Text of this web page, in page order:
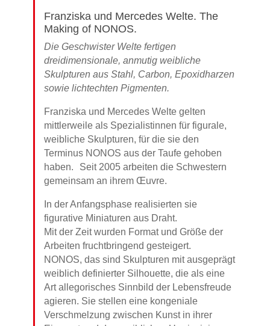
Franziska und Mercedes Welte. The
Making of NONOS.
Die Geschwister Welte fertigen
dreidimensionale, anmutig weibliche
Skulpturen aus Stahl, Carbon, Epoxidharzen
sowie lichtechten Pigmenten.
Franziska und Mercedes Welte gelten
mittlerweile als Spezialistinnen für figurale,
weibliche Skulpturen, für die sie den
Terminus NONOS aus der Taufe gehoben
haben. Seit 2005 arbeiten die Schwestern
gemeinsam an ihrem Œuvre.
In der Anfangsphase realisierten sie
figurative Miniaturen aus Draht.
Mit der Zeit wurden Format und Größe der
Arbeiten fruchtbringend gesteigert.
NONOS, das sind Skulpturen mit ausgeprägt
weiblich definierter Silhouette, die als eine
Art allegorisches Sinnbild der Lebensfreude
agieren. Sie stellen eine kongeniale
Verschmelzung zwischen Kunst in ihrer